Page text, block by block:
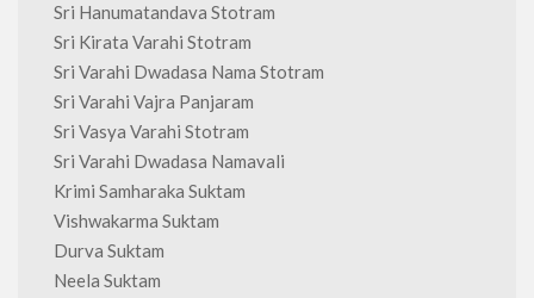
Sri Hanumatandava Stotram
Sri Kirata Varahi Stotram
Sri Varahi Dwadasa Nama Stotram
Sri Varahi Vajra Panjaram
Sri Vasya Varahi Stotram
Sri Varahi Dwadasa Namavali
Krimi Samharaka Suktam
Vishwakarma Suktam
Durva Suktam
Neela Suktam